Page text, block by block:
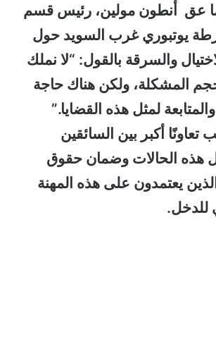
عق أنطون مولين، رئيس قسم
يوتبوري غرب السويد حول
والسرقة بالقول: “لا نملك
المشكلة، ولكن هناك حاجة
لمثل هذه القضايا.”
أكبر بين السائقين
هذه الحالات وضمان حقوق
يعتمدون على هذه المهنة